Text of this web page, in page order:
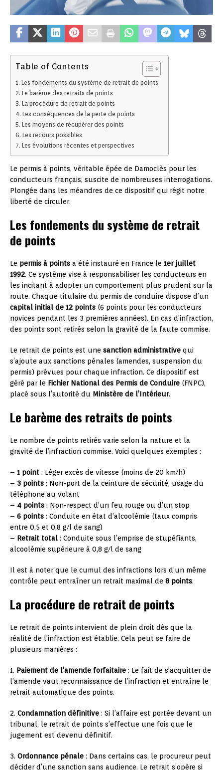
Table of Contents
Les fondements du système de retrait de points
Le barème des retraits de points
La procédure de retrait de points
Les conséquences de la perte de points
Les moyens de récupérer des points
Les recours possibles
Les évolutions récentes et perspectives
Le permis à points, véritable épée de Damoclès pour les
conducteurs français, suscite de nombreuses interrogations.
Plongée dans les méandres de ce dispositif qui régit notre
liberté de circuler.
Les fondements du système de retrait
de points
Le permis à points a été instauré en France le 1er juillet
1992. Ce système vise à responsabiliser les conducteurs en
les incitant à adopter un comportement plus prudent sur la
route. Chaque titulaire du permis de conduire dispose d’un
capital initial de 12 points (6 points pour les conducteurs
novices pendant les 3 premières années). En cas d’infraction,
des points sont retirés selon la gravité de la faute commise.
Le retrait de points est une sanction administrative qui
s’ajoute aux sanctions pénales (amendes, suspension du
permis) prévues pour chaque infraction. Ce dispositif est
géré par le Fichier National des Permis de Conduire (FNPC),
placé sous l’autorité du Ministère de l’Intérieur.
Le barème des retraits de points
Le nombre de points retirés varie selon la nature et la
gravité de l’infraction commise. Voici quelques exemples :
– 1 point : Léger excès de vitesse (moins de 20 km/h)
– 3 points : Non-port de la ceinture de sécurité, usage du
téléphone au volant
– 4 points : Non-respect d’un feu rouge ou d’un stop
– 6 points : Conduite en état d’alcoolémie (taux compris
entre 0,5 et 0,8 g/l de sang)
– Retrait total : Conduite sous l’emprise de stupéfiants,
alcoolémie supérieure à 0,8 g/l de sang
Il est à noter que le cumul des infractions lors d’un même
contrôle peut entraîner un retrait maximal de 8 points.
La procédure de retrait de points
Le retrait de points intervient de plein droit dès que la
réalité de l’infraction est établie. Cela peut se faire de
plusieurs manières :
1. Paiement de l’amende forfaitaire : Le fait de s’acquitter de
l’amende vaut reconnaissance de l’infraction et entraîne le
retrait automatique des points.
2. Condamnation définitive : Si l’affaire est portée devant un
tribunal, le retrait de points s’effectue une fois que le
jugement est devenu définitif.
3. Ordonnance pénale : Dans certains cas, le procureur peut
décider d’une sanction sans audience. Le retrait s’opère si